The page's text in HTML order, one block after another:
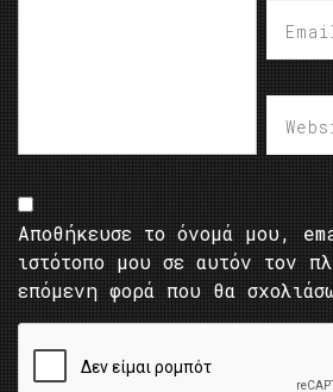
Αποθήκευσε το όνομά μου,
ιστότοπο μου σε αυτόν τον
επόμενη φορά που θα